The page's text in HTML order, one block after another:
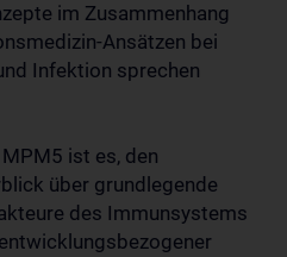
im Zusammenhang
Ansätzen bei
Infektion sprechen
ist es, den
über grundlegende
des Immunsystems